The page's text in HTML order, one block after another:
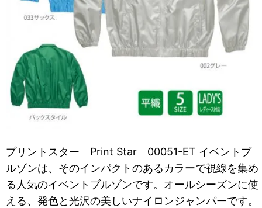
プリントスター Print Star 00051-ET イベントブ
ルゾンは、そのインパクトのあるカラーで視線を集め
る人気のイベントブルゾンです。オールシーズンに使
える、発色と光沢の美しいナイロンジャンパーです。